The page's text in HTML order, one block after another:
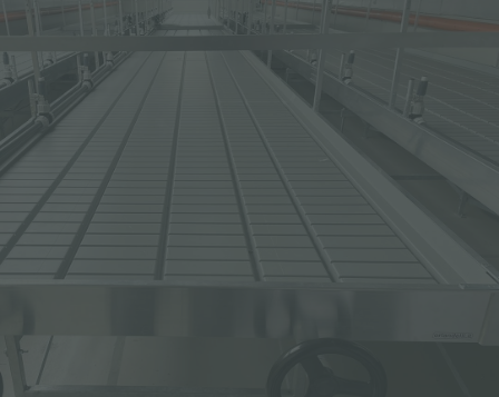
БОЛЬШЕ РЕЗУЛЬТАТОВ ДЛЯ ВАС: